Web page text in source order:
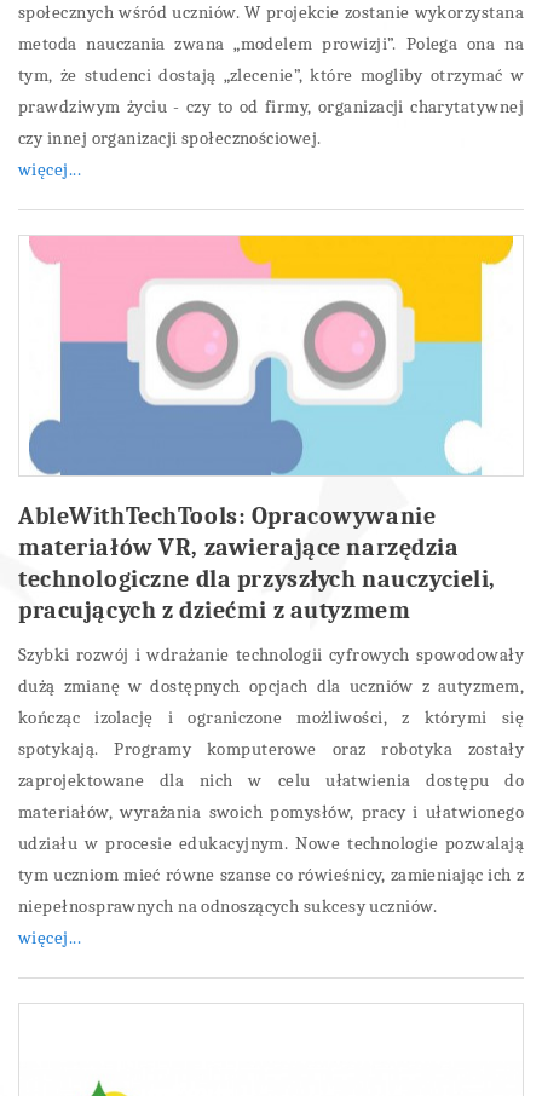
społecznych wśród uczniów. W projekcie zostanie wykorzystana
metoda nauczania zwana „modelem prowizji”. Polega ona na
tym, że studenci dostają „zlecenie”, które mogliby otrzymać w
prawdziwym życiu - czy to od firmy, organizacji charytatywnej
czy innej organizacji społecznościowej.
więcej...
AbleWithTechTools: Opracowywanie
materiałów VR, zawierające narzędzia
technologiczne dla przyszłych nauczycieli,
pracujących z dziećmi z autyzmem
Szybki rozwój i wdrażanie technologii cyfrowych spowodowały
dużą zmianę w dostępnych opcjach dla uczniów z autyzmem,
kończąc izolację i ograniczone możliwości, z którymi się
spotykają. Programy komputerowe oraz robotyka zostały
zaprojektowane dla nich w celu ułatwienia dostępu do
materiałów, wyrażania swoich pomysłów, pracy i ułatwionego
udziału w procesie edukacyjnym. Nowe technologie pozwalają
tym uczniom mieć równe szanse co rówieśnicy, zamieniając ich z
niepełnosprawnych na odnoszących sukcesy uczniów.
więcej...